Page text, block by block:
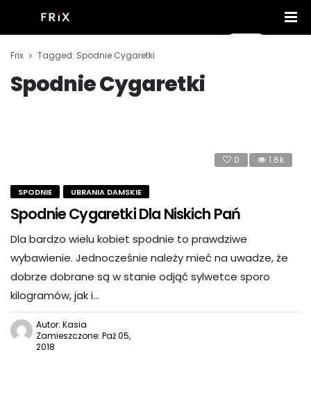
Frix Tagged: Spodnie Cygaretki
Spodnie Cygaretki
0 1.6k
SPODNIE UBRANIA DAMSKIE
Spodnie Cygaretki Dla Niskich Pań
Dla bardzo wielu kobiet spodnie to prawdziwe
wybawienie. Jednocześnie należy mieć na uwadze, że
dobrze dobrane są w stanie odjąć sylwetce sporo
kilogramów, jak i…
Autor: Kasia
Zamieszczone: Paź 05,
2018